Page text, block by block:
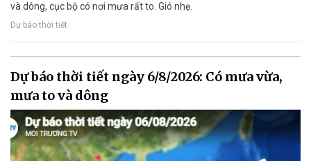
và dông, cục bộ có nơi mưa rất to. Gió nhẹ.
Dự báo thời tiết
Dự báo thời tiết ngày 6/8/2026: Có mưa vừa,
mưa to và dông